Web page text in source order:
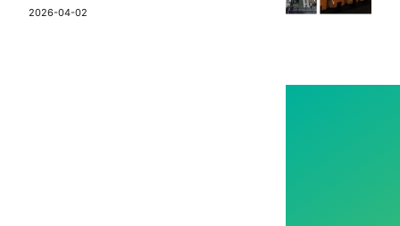
2026-04-02